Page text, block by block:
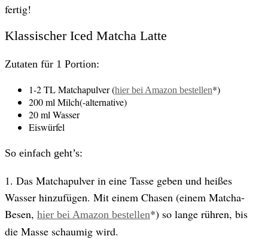
fertig!
Klassischer Iced Matcha Latte
Zutaten für 1 Portion:
1-2 TL Matchapulver (hier bei Amazon bestellen*)
200 ml Milch(-alternative)
20 ml Wasser
Eiswürfel
So einfach geht’s:
1. Das Matchapulver in eine Tasse geben und heißes
Wasser hinzufügen. Mit einem Chasen (einem Matcha-
Besen, hier bei Amazon bestellen*) so lange rühren, bis
die Masse schaumig wird.